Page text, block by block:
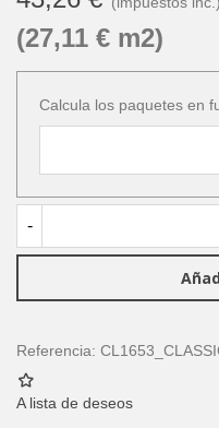
(27,11 € m2)
Calcula los paquetes en
-
Referencia:
A lista de deseos